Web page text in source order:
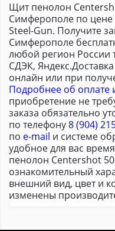
Щит пенолон
Симферополе по цене
Steel-Gun. Получите
Симферополе
любой регион
СДЭК,
онлайн или при
Подробнее об оплате
приобретение не
заказа обязательно
по телефону8 (904)
по e-mail и системе
удобное для вас
пенолон Centershot
ознакомительный
внешний вид, цвет и
изменены